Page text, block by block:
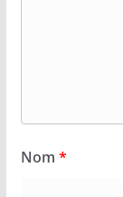
Nom *